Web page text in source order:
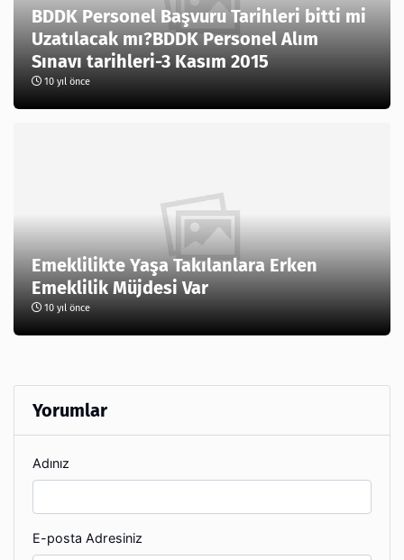
BDDK Personel Başvuru Tarihleri bitti mi
Uzatılacak mı?BDDK Personel Alım
Sınavı tarihleri-3 Kasım 2015
10 yıl önce
Emeklilikte Yaşa Takılanlara Erken
Emeklilik Müjdesi Var
10 yıl önce
Yorumlar
Adınız
E-posta Adresiniz